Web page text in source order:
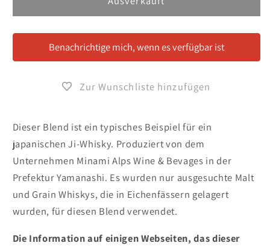
Taka
Whisky
Taka
Whisky
Benachrichtige mich, wenn es verfügbar ist
Zur Wunschliste hinzufügen
Dieser Blend ist ein typisches Beispiel für ein
japanischen Ji-Whisky. Produziert von dem
Unternehmen Minami Alps Wine & Bevages in der
Prefektur Yamanashi. Es wurden nur ausgesuchte Malt
und Grain Whiskys, die in Eichenfässern gelagert
wurden, für diesen Blend verwendet.
Die Information auf einigen Webseiten, das dieser